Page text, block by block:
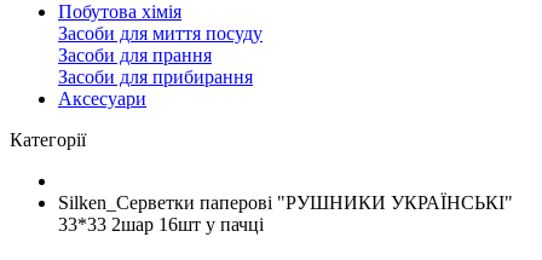
Побутова хімія
Засоби для миття посуду
Засоби для прання
Засоби для прибирання
Аксесуари
Категорії
Silken_Серветки паперові "РУШНИКИ УКРАЇНСЬКІ"
33*33 2шар 16шт у пачці